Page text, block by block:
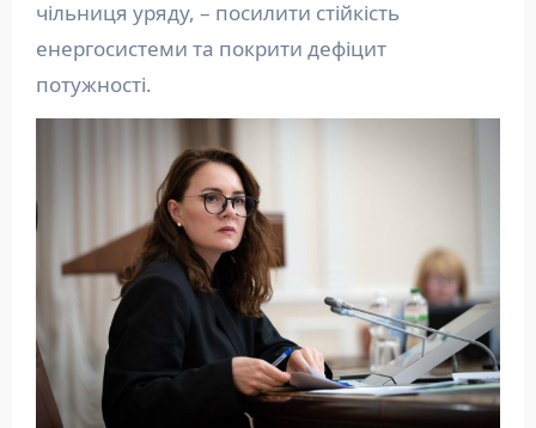
чільниця уряду, – посилити стійкість
енергосистеми та покрити дефіцит
потужності.